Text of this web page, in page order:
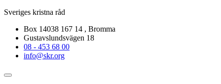
Sveriges kristna råd
Box 14038 167 14 , Bromma
Gustavslundsvägen 18
08 - 453 68 00
info@skr.org